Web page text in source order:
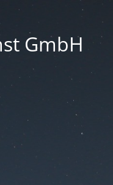
GmbH